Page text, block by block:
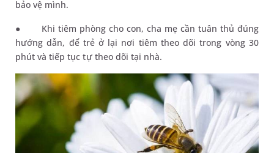
bảo vệ mình.
●
Khi tiêm phòng cho con, cha mẹ cần tuân thủ đúng
hướng dẫn, để trẻ ở lại nơi tiêm theo dõi trong vòng 30
phút và tiếp tục tự theo dõi tại nhà.